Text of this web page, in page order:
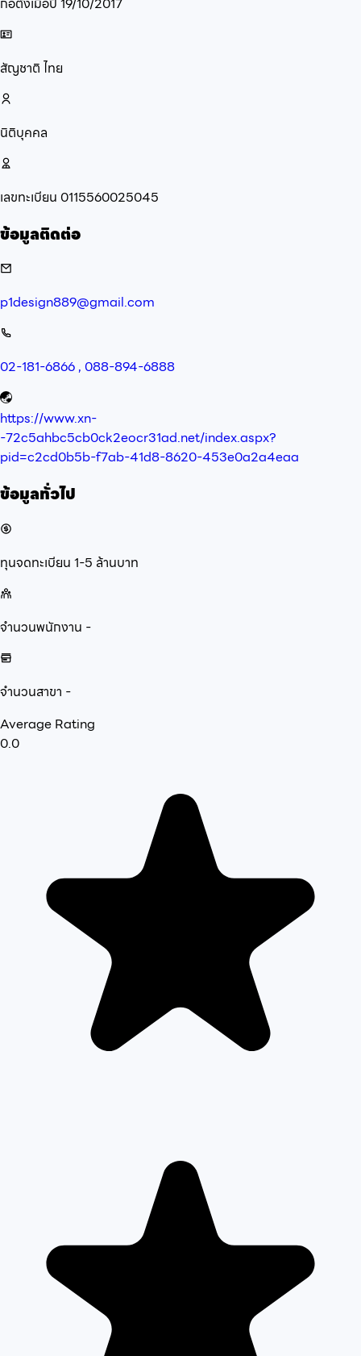
สัญชาติ ไทย
นิติบุคคล
เลขทะเบียน 0115560025045
ข้อมูลติดต่อ
p1design889@gmail.com
02-181-6866 , 088-894-6888
https://www.xn-
-72c5ahbc5cb0ck2eocr31ad.net/index.aspx?
pid=c2cd0b5b-f7ab-41d8-8620-453e0a2a4eaa
ข้อมูลทั่วไป
ทุนจดทะเบียน 1-5 ล้านบาท
จำนวนพนักงาน -
จำนวนสาขา -
Average Rating
0.0